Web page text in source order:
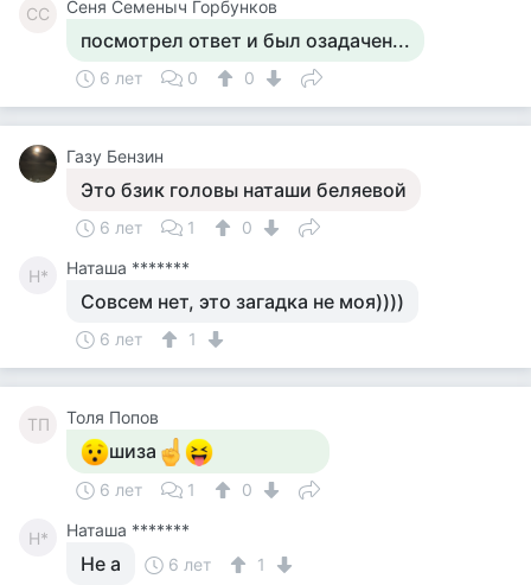
СС Сеня Семеныч Горбунков
посмотрел ответ и был озадачен...
6 лет 0 0
Газу Бензин
Это бзик головы наташи беляевой
6 лет 1 0
Н* Наташа *******
Совсем нет, это загадка не моя))))
6 лет 1
ТП Толя Попов
шиза
6 лет 1 0
Н* Наташа *******
Не а 6 лет 1